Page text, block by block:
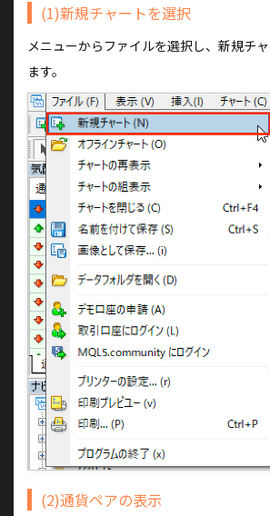
(1)新規チャートを選択
メニューからファイルを選択し、新規チ
ます。
(2)通貨ペアの表示